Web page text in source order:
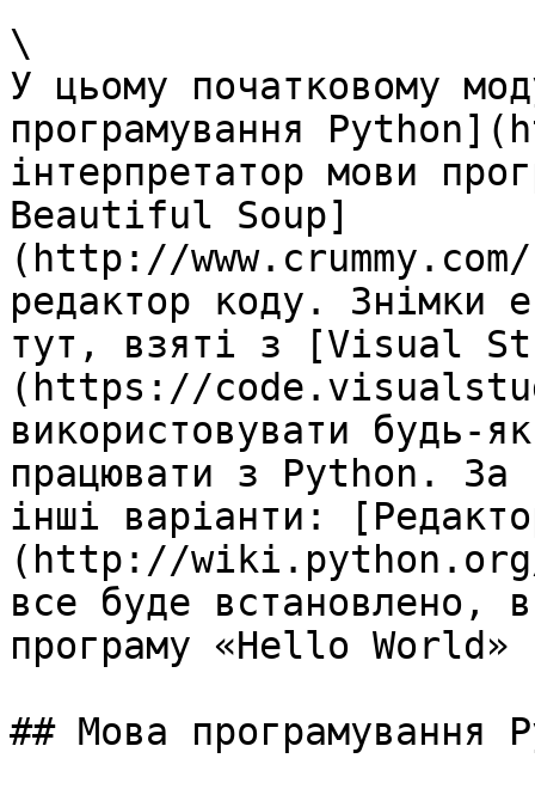
\
У цьому початковому
програмування
інтерпретатор мови
Beautiful Soup]
(http://
редактор коду. Знімки
тут, взяті з [Visual
(https://
використовувати будь-
працювати з Python. За
інші варіанти:
(http://
все буде встановлено,
програму «Hello World»
## Мова програмування